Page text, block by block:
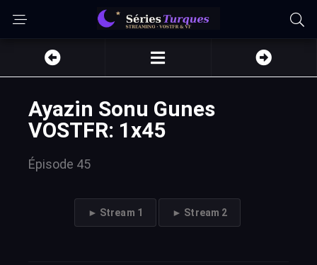
Ayazin Sonu Gunes
VOSTFR: 1x45
Épisode 45
► Stream 1 ► Stream 2